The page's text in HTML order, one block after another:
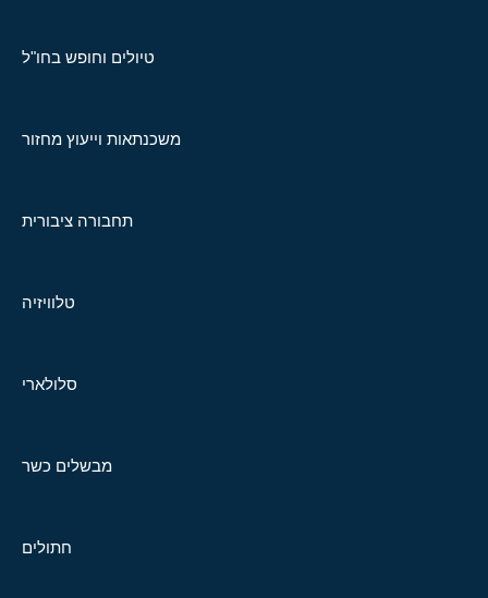
טיולים וחופש בחו"ל
משכנתאות וייעוץ מחזור
תחבורה ציבורית
טלוויזיה
סלולארי
מבשלים כשר
חתולים